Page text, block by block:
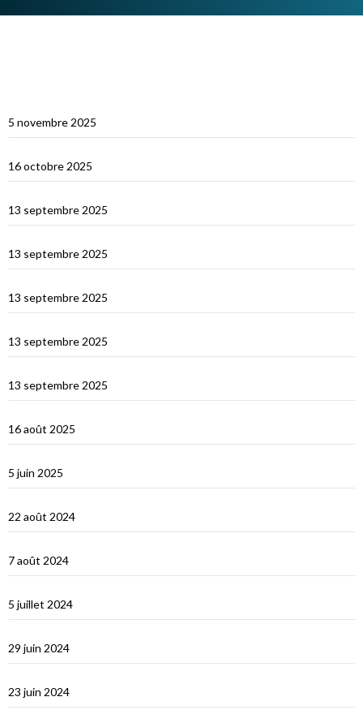
5 novembre 2025
16 octobre 2025
13 septembre 2025
13 septembre 2025
13 septembre 2025
13 septembre 2025
13 septembre 2025
16 août 2025
5 juin 2025
22 août 2024
7 août 2024
5 juillet 2024
29 juin 2024
23 juin 2024